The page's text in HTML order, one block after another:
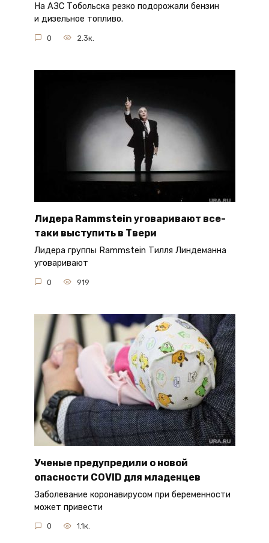
На АЗС Тобольска резко подорожали бензин
и дизельное топливо.
0 2.3к.
Лидера Rammstein уговаривают все-
таки выступить в Твери
Лидера группы Rammstein Тилля Линдеманна
уговаривают
0 919
Ученые предупредили о новой
опасности COVID для младенцев
Заболевание коронавирусом при беременности
может привести
0 1.1к.